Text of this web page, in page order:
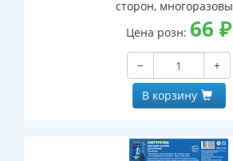
сторон,
Цена розн: 66 ₽
−
+
В корзину